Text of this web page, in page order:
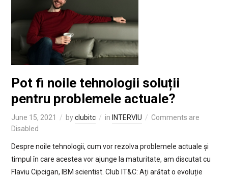
Pot fi noile tehnologii soluții
pentru problemele actuale?
June 15, 2021 byclubitc in INTERVIU
Comments are
Disabled
Despre noile tehnologii, cum vor rezolva problemele actuale și
timpul în care acestea vor ajunge la maturitate, am discutat cu
Flaviu Cipcigan, IBM scientist. Club IT&C: Ați arătat o evoluție